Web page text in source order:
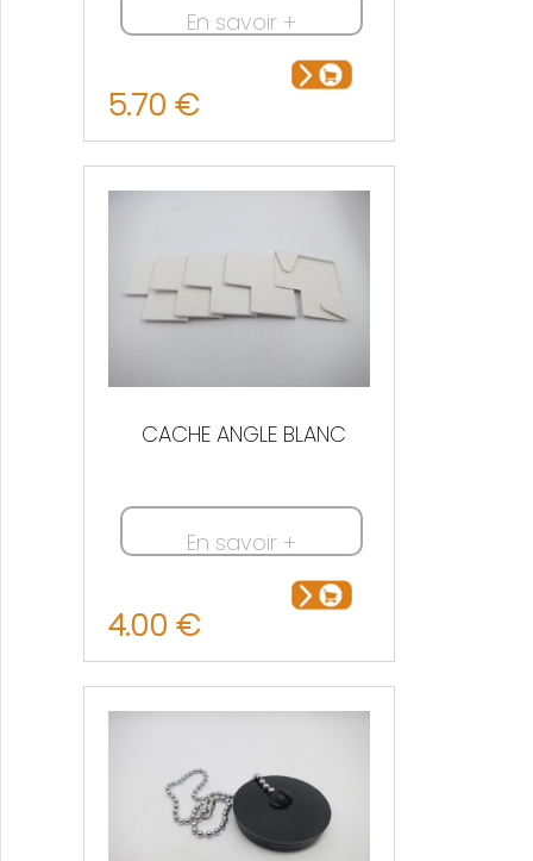
En savoir +
5.70 €
CACHE ANGLE BLANC
En savoir +
4.00 €